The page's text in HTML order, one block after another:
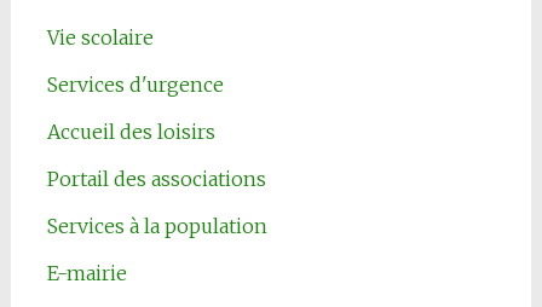
Vie scolaire
Services d'urgence
Accueil des loisirs
Portail des associations
Services à la population
E-mairie